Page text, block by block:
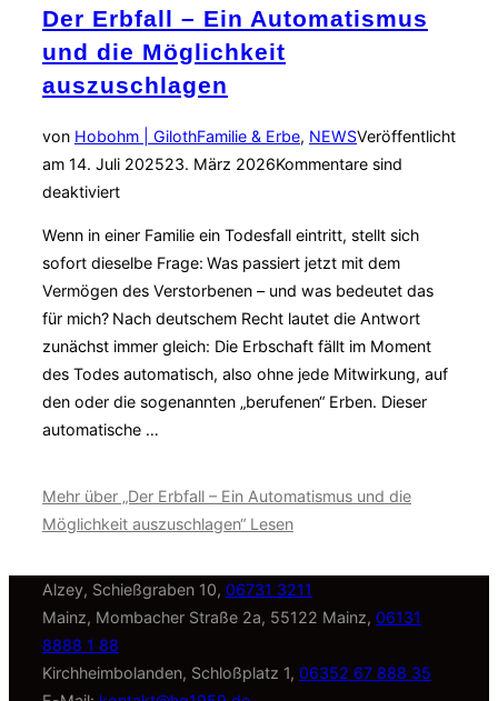
Der Erbfall – Ein Automatismus
und die Möglichkeit
auszuschlagen
von Hobohm | GilothFamilie & Erbe, NEWSVeröffentlicht
am 14. Juli 202523. März 2026Kommentare sind
deaktiviert
Wenn in einer Familie ein Todesfall eintritt, stellt sich
sofort dieselbe Frage: Was passiert jetzt mit dem
Vermögen des Verstorbenen – und was bedeutet das
für mich? Nach deutschem Recht lautet die Antwort
zunächst immer gleich: Die Erbschaft fällt im Moment
des Todes automatisch, also ohne jede Mitwirkung, auf
den oder die sogenannten „berufenen“ Erben. Dieser
automatische …
Mehr über „Der Erbfall – Ein Automatismus und die
Möglichkeit auszuschlagen“ Lesen
Alzey, Schießgraben 10, 06731 3211
Mainz, Mombacher Straße 2a, 55122 Mainz, 06131
8888 1 88
Kirchheimbolanden, Schloßplatz 1, 06352 67 888 35